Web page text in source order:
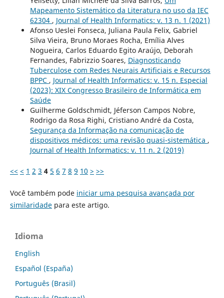
Mapeamento Sistemático da Literatura no uso da IEC
62304 , Journal of Health Informatics: v. 13 n. 1 (2021)
Afonso Ueslei Fonseca, Juliana Paula Felix, Gabriel
Silva Vieira, Bruno Moraes Rocha, Emília Alves
Nogueira, Carlos Eduardo Egito Araújo, Deborah
Fernandes, Fabrizzio Soares, Diagnosticando
Tuberculose com Redes Neurais Artificiais e Recursos
BPPC , Journal of Health Informatics: v. 15 n. Especial
(2023): XIX Congresso Brasileiro de Informática em
Saúde
Guilherme Goldschmidt, Jéferson Campos Nobre,
Rodrigo da Rosa Righi, Cristiano André da Costa,
Segurança da Informação na comunicação de
dispositivos médicos: uma revisão quasi-sistemática ,
Journal of Health Informatics: v. 11 n. 2 (2019)
<< < 1 2 3 4 5 6 7 8 9 10 > >>
Você também pode iniciar uma pesquisa avançada por
similaridadepara este artigo.
Idioma
English
Español (España)
Português (Brasil)